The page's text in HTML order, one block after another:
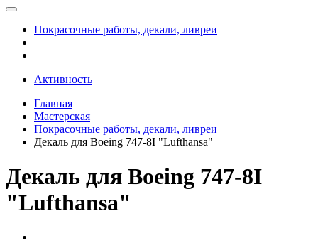
Покрасочные работы, декали, ливреи
Активность
Главная
Мастерская
Покрасочные работы, декали, ливреи
Декаль для Boeing 747-8I "Lufthansa"
Декаль для Boeing 747-8I
"Lufthansa"